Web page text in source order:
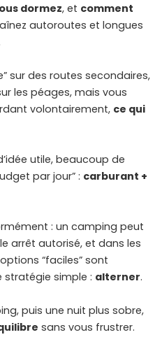
dormez, et comment
autoroutes et longues
sur des routes secondaires,
les péages, mais vous
volontairement, ce qui
utile, beaucoup de
par jour” : carburant +
: un camping peut
arrêt autorisé, et dans les
“faciles” sont
stratégie simple : alterner.
puis une nuit plus sobre,
sans vous frustrer.